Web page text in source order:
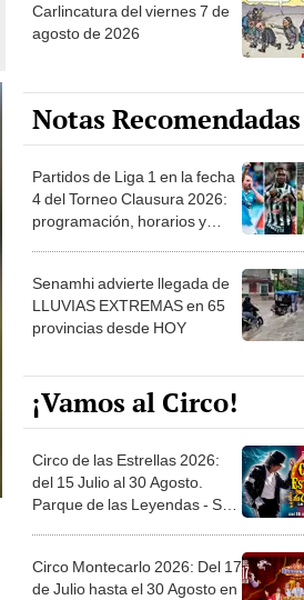
Carlincatura del viernes 7 de
agosto de 2026
Notas Recomendadas
Partidos de Liga 1 en la fecha
4 del Torneo Clausura 2026:
programación, horarios y
Senamhi advierte llegada de
LLUVIAS EXTREMAS en 65
provincias desde HOY
¡Vamos al Circo!
Circo de las Estrellas 2026:
del 15 Julio al 30 Agosto.
Parque de las Leyendas - San
Circo Montecarlo 2026: Del 17
de Julio hasta el 30 Agosto en